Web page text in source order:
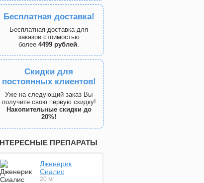
Бесплатная доставка!
Бесплатная доставка для
заказов стоимостью
более 4499 рублей.
Скидки для
постоянных клиентов!
Уже на следующий заказ Вы
получите свою первую скидку!
Накопительные скидки до
20%!
ПРЕПАРАТЫ
Дженерик
Сиалис
20 мг